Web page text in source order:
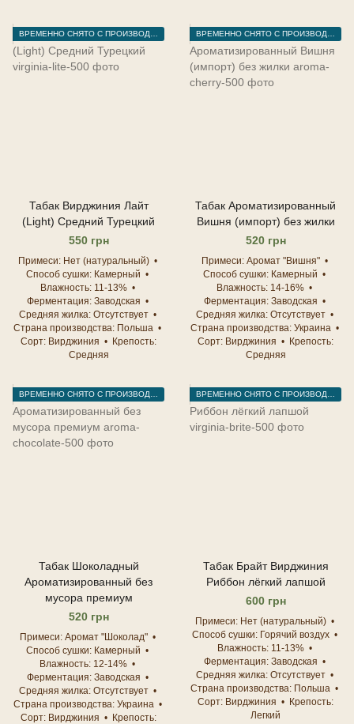
Табак Вирджиния Лайт
(Light) Средний Турецкий
550 грн
Примеси
Нет (натуральный)
Способ сушки
Камерный
Влажность 11-13%
Ферментация Заводская
Средняя жилка Отсутствует
Страна производства Польша
Сорт Вирджиния
Крепость
Средняя
Табак Ароматизированный
Вишня (импорт) без жилки
520 грн
Примеси Аромат "Вишня"
Способ сушки
Камерный
Влажность 14-16%
Ферментация Заводская
Средняя жилка Отсутствует
Страна производства Украина
Сорт Вирджиния
Крепость
Средняя
Табак Шоколадный
Ароматизированный без
мусора премиум
520 грн
Примеси Аромат "Шоколад"
Способ сушки
Камерный
Влажность 12-14%
Ферментация Заводская
Средняя жилка Отсутствует
Страна производства Украина
Сорт Вирджиния
Крепость
Табак Брайт Вирджиния
Риббон лёгкий лапшой
600 грн
Примеси
Нет (натуральный)
Способ сушки
Горячий воздух
Влажность 11-13%
Ферментация Заводская
Средняя жилка Отсутствует
Страна производства Польша
Сорт Вирджиния
Крепость
Легкий